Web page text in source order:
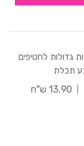
קערות גדולות לחטיפים
תכלת
13.90 ש"ח